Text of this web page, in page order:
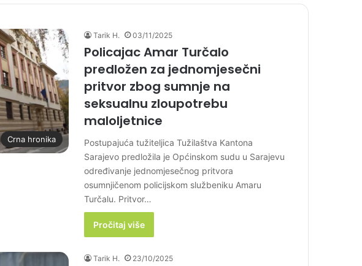
Crna hronika
Tarik H. 03/11/2025
Policajac Amar Turčalo
predložen za jednomjesečni
pritvor zbog sumnje na
seksualnu zloupotrebu
maloljetnice
Postupajuća tužiteljica Tužilaštva Kantona
Sarajevo predložila je Općinskom sudu u Sarajevu
određivanje jednomjesečnog pritvora
osumnjičenom policijskom službeniku Amaru
Turčalu. Pritvor…
Pročitaj više
Tarik H. 23/10/2025